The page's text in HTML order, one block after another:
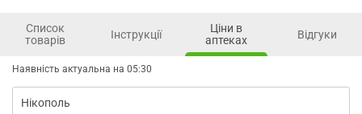
Список
товарів
Інструкції
Ціни в
аптеках
Відгуки
Наявність актуальна на 05:30